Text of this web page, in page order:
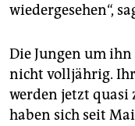
wiedergesehen“,
Die Jungen um
nicht volljährig.
werden jetzt quasi
haben sich seit